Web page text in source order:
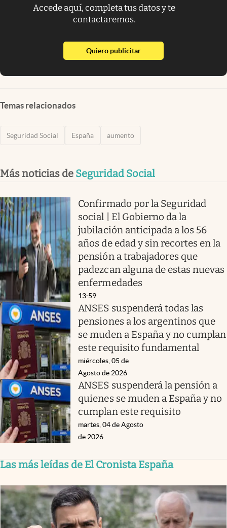
Accede aquí, completa tus datos y te
contactaremos.
Quiero publicitarabre en nueva pestaña
Temas relacionados
Seguridad Social España aumento
Más noticias de Seguridad Social
Confirmado por la Seguridad
social | El Gobierno da la
jubilación anticipada a los 56
años de edad y sin recortes en la
pensión a trabajadores que
padezcan alguna de estas nuevas
enfermedades
13:59
ANSES suspenderá todas las
pensiones a los argentinos que
se muden a España y no cumplan
este requisito fundamental
miércoles, 05 de
Agosto de 2026
ANSES suspenderá la pensión a
quienes se muden a España y no
cumplan este requisito
martes, 04 de Agosto
de 2026
Las más leídas de El Cronista España